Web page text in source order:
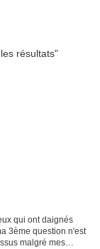
qui ont daignés
3ème question n'est
malgré mes